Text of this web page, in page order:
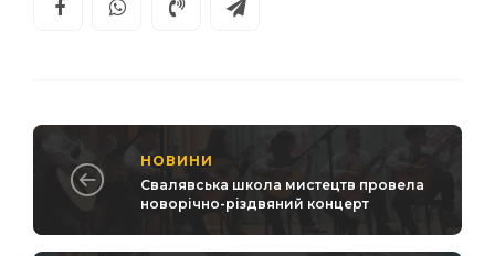
НОВИНИ
Свалявська школа мистецтв провела
новорічно-різдвяний концерт